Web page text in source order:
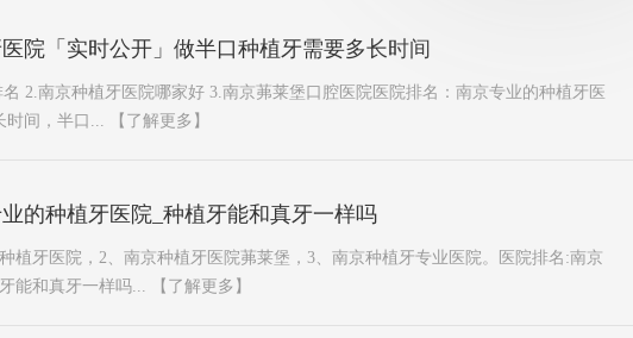
院「实时公开」做半口种植牙需要多长时间
2.南京种植牙医院哪家好 3.南京茀莱堡口腔医院医院排名：南京专业的种植牙医
时间，半口...
【了解更多】
的种植牙医院_种植牙能和真牙一样吗
植牙医院，2、南京种植牙医院茀莱堡，3、南京种植牙专业医院。医院排名:南京
能和真牙一样吗...
【了解更多】